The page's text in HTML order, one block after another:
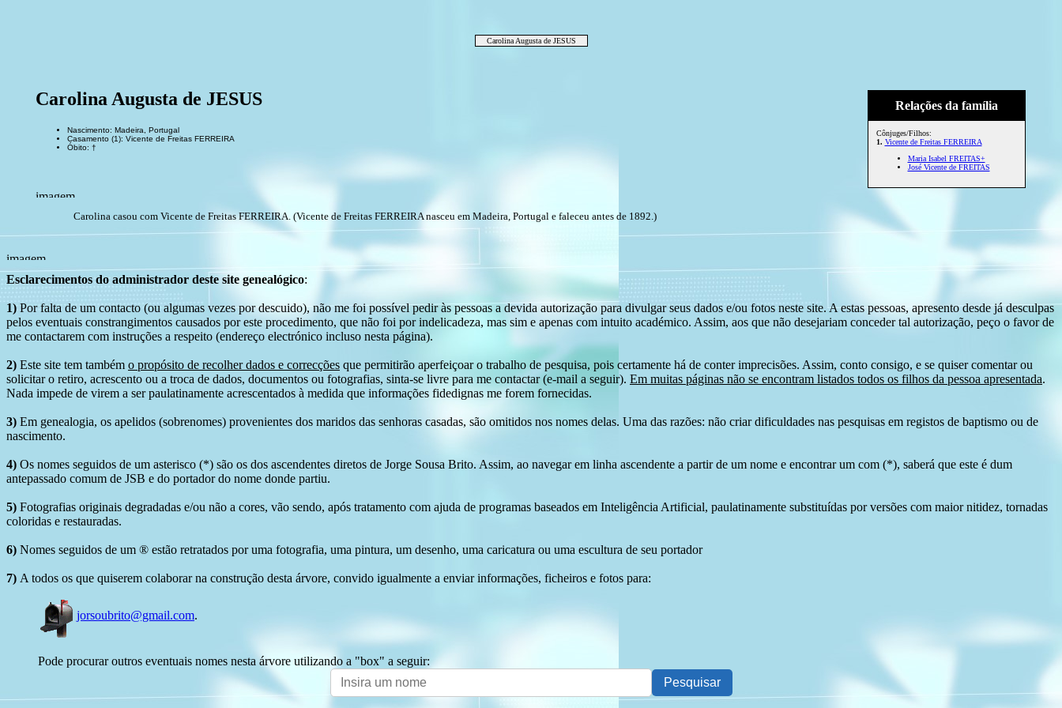
Carolina Augusta de JESUS
Relações da família
Cônjuges/Filhos:
1. Vicente de Freitas FERREIRA
Maria Isabel FREITAS+
José Vicente de FREITAS
Carolina Augusta de JESUS
Nascimento: Madeira, Portugal
Casamento (1): Vicente de Freitas FERREIRA
Óbito: †
Carolina casou com Vicente de Freitas FERREIRA. (Vicente de Freitas FERREIRA nasceu em Madeira, Portugal e faleceu antes de 1892.)
Esclarecimentos do administrador deste site genealógico:
1) Por falta de um contacto (ou algumas vezes por descuido), não me foi possível pedir às pessoas a devida autorização para divulgar seus dados e/ou fotos neste site. A estas pessoas, apresento desde já desculpas
pelos eventuais constrangimentos causados por este procedimento, que não foi por indelicadeza, mas sim e apenas com intuito académico. Assim, aos que não desejariam conceder tal autorização, peço o favor de
me contactarem com instruções a respeito (endereço electrónico incluso nesta página).
2) Este site tem também o propósito de recolher dados e correcções que permitirão aperfeiçoar o trabalho de pesquisa, pois certamente há de conter imprecisões. Assim, conto consigo, e se quiser comentar ou
solicitar o retiro, acrescento ou a troca de dados, documentos ou fotografias, sinta-se livre para me contactar (e-mail a seguir). Em muitas páginas não se encontram listados todos os filhos da pessoa apresentada.
Nada impede de virem a ser paulatinamente acrescentados à medida que informações fidedignas me forem fornecidas.
3) Em genealogia, os apelidos (sobrenomes) provenientes dos maridos das senhoras casadas, são omitidos nos nomes delas. Uma das razões: não criar dificuldades nas pesquisas em registos de baptismo ou de
nascimento.
4) Os nomes seguidos de um asterisco (*) são os dos ascendentes diretos de Jorge Sousa Brito. Assim, ao navegar em linha ascendente a partir de um nome e encontrar um com (*), saberá que este é dum
antepassado comum de JSB e do portador do nome donde partiu.
5) Fotografias originais degradadas e/ou não a cores, vão sendo, após tratamento com ajuda de programas baseados em Inteligência Artificial, paulatinamente substituídas por versões com maior nitidez, tornadas
coloridas e restauradas.
6) Nomes seguidos de um ® estão retratados por uma fotografia, uma pintura, um desenho, uma caricatura ou uma escultura de seu portador
7) A todos os que quiserem colaborar na construção desta árvore, convido igualmente a enviar informações, ficheiros e fotos para:
jorsoubrito@gmail.com.
Pode procurar outros eventuais nomes nesta árvore utilizando a "box" a seguir: